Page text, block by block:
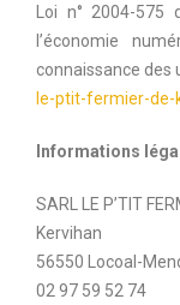
Loi n° 2004-
l’économie
connaissance des
le-ptit-fermier-de-
Informations
SARL LE P’TIT
Kervihan
56550 Locoal-
02 97 59 52 74